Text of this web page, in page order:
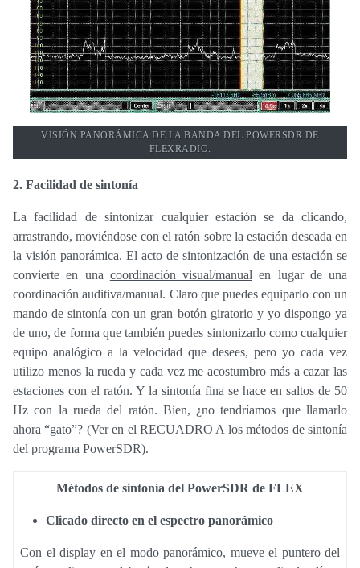
VISIÓN PANORÁMICA DE LA BANDA DEL POWERSDR DE
FLEXRADIO.
2. Facilidad de sintonía
La facilidad de sintonizar cualquier estación se da clicando,
arrastrando, moviéndose con el ratón sobre la estación deseada en
la visión panorámica. El acto de sintonización de una estación se
convierte en una coordinación visual/manual en lugar de una
coordinación auditiva/manual. Claro que puedes equiparlo con un
mando de sintonía con un gran botón giratorio y yo dispongo ya
de uno, de forma que también puedes sintonizarlo como cualquier
equipo analógico a la velocidad que desees, pero yo cada vez
utilizo menos la rueda y cada vez me acostumbro más a cazar las
estaciones con el ratón. Y la sintonía fina se hace en saltos de 50
Hz con la rueda del ratón. Bien, ¿no tendríamos que llamarlo
ahora “gato”? (Ver en el RECUADRO A los métodos de sintonía
del programa PowerSDR).
Métodos de sintonía del PowerSDR de FLEX
Clicado directo en el espectro panorámico
Con el display en el modo panorámico, mueve el puntero del